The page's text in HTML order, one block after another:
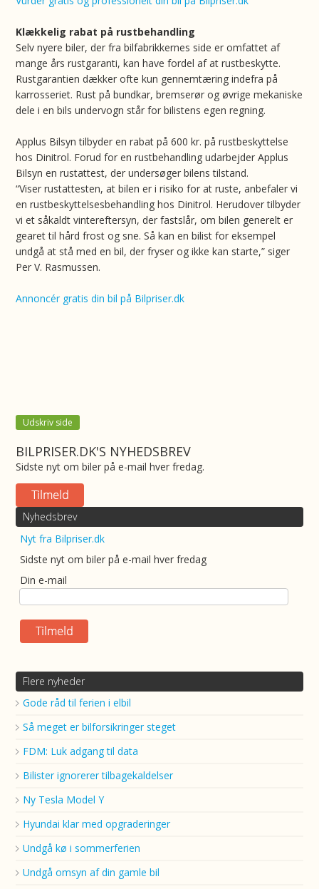
Klækkelig rabat på rustbehandling
Selv nyere biler, der fra bilfabrikkernes side er omfattet af
mange års rustgaranti, kan have fordel af at rustbeskytte.
Rustgarantien dækker ofte kun gennemtæring indefra på
karrosseriet. Rust på bundkar, bremserør og øvrige mekaniske
dele i en bils undervogn står for bilistens egen regning.
Applus Bilsyn tilbyder en rabat på 600 kr. på rustbeskyttelse
hos Dinitrol. Forud for en rustbehandling udarbejder Applus
Bilsyn en rustattest, der undersøger bilens tilstand.
“Viser rustattesten, at bilen er i risiko for at ruste, anbefaler vi
en rustbeskyttelsesbehandling hos Dinitrol. Herudover tilbyder
vi et såkaldt vintereftersyn, der fastslår, om bilen generelt er
gearet til hård frost og sne. Så kan en bilist for eksempel
undgå at stå med en bil, der fryser og ikke kan starte,” siger
Per V. Rasmussen.
Annoncér gratis din bil på Bilpriser.dk
Udskriv side
BILPRISER.DK'S NYHEDSBREV
Sidste nyt om biler på e-mail hver fredag.
Nyhedsbrev
Nyt fra Bilpriser.dk
Sidste nyt om biler på e-mail hver fredag
Din e-mail
Flere nyheder
Gode råd til ferien i elbil
Så meget er bilforsikringer steget
FDM: Luk adgang til data
Bilister ignorerer tilbagekaldelser
Ny Tesla Model Y
Hyundai klar med opgraderinger
Undgå kø i sommerferien
Undgå omsyn af din gamle bil